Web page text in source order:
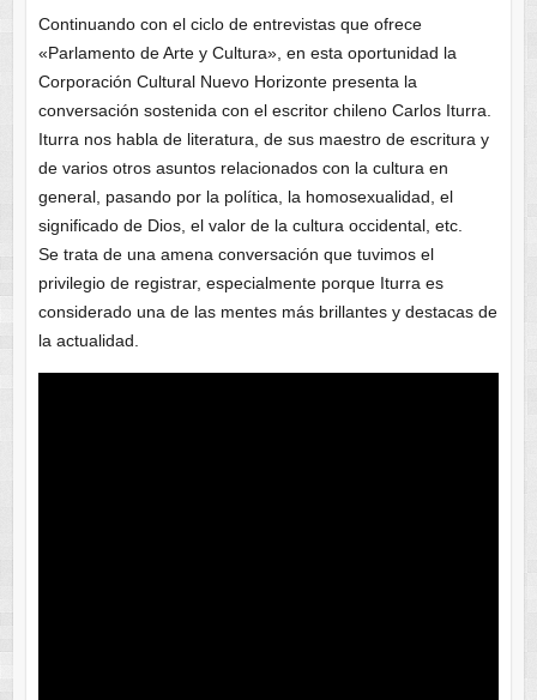
Continuando con el ciclo de entrevistas que ofrece
«Parlamento de Arte y Cultura», en esta oportunidad la
Corporación Cultural Nuevo Horizonte presenta la
conversación sostenida con el escritor chileno Carlos Iturra.
Iturra nos habla de literatura, de sus maestro de escritura y
de varios otros asuntos relacionados con la cultura en
general, pasando por la política, la homosexualidad, el
significado de Dios, el valor de la cultura occidental, etc.
Se trata de una amena conversación que tuvimos el
privilegio de registrar, especialmente porque Iturra es
considerado una de las mentes más brillantes y destacas de
la actualidad.